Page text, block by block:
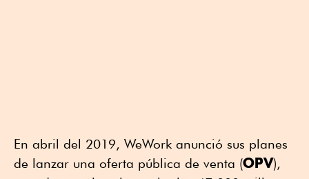
En abril del 2019, WeWork anunció sus planes
de lanzar una oferta pública de venta (OPV),